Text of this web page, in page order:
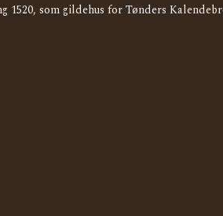
som gildehus for Tønders